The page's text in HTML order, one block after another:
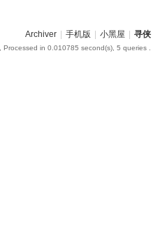
Archiver 手机版 小黑屋 寻侠
, Processed in 0.010785 second(s), 5 queries .